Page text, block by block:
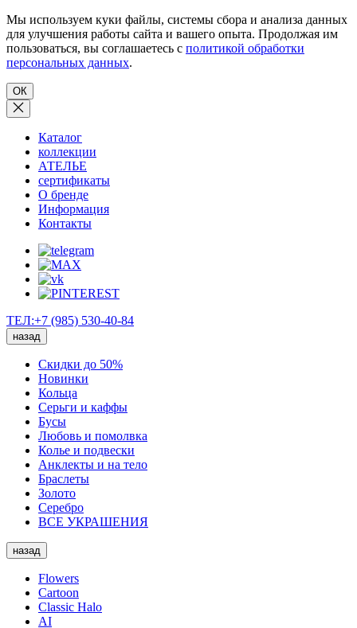
Мы используем куки файлы, системы сбора и анализа данных
для улучшения работы сайта и вашего опыта. Продолжая им
пользоваться, вы соглашаетесь с политикой обработки
персональных данных.
ОК
Каталог
коллекции
АТЕЛЬЕ
сертификаты
О бренде
Информация
Контакты
ТЕЛ:+7 (985) 530-40-84
назад
Скидки до 50%
Новинки
Кольца
Серьги и каффы
Бусы
Любовь и помолвка
Колье и подвески
Анклекты и на тело
Браслеты
Золото
Серебро
ВСЕ УКРАШЕНИЯ
назад
Flowers
Cartoon
Classic Halo
AI